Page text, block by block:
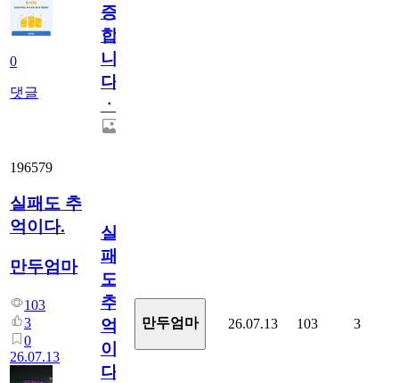
0
댓글
증
합
니
다
ㆍ
196579
실패도 추
억이다.
만두엄마
103
3
0
26.07.13
실
패
도
추
억
이
다.
만두엄마 26.07.13 103 3